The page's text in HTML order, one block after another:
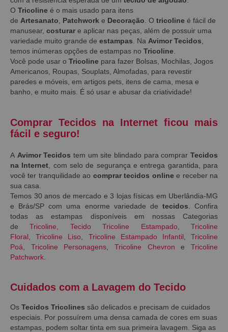
O Tricoline é o mais usado para itens
de Artesanato Patchwork e Decoração . O tricoline é fácil de
manusear, costurar e aplicar nas peças, além de possuir uma
variedade muito grande de estampas . Na Avimor Tecidos
temos inúmeras opções de estampas no Tricoline
Você pode usar o Tricoline para fazer Bolsas, Mochilas, Jogos
Americanos, Roupas, Souplats, Almofadas, para revestir
paredes e móveis, em artigos pets, itens de cama, mesa e
banho, e muito mais. É só usar e abusar da criatividade!
Comprar Tecidos na Internet ficou mais
fácil e seguro!
A Avimor Tecidos tem um site blindado para comprarTecidos
na Internet , com selo de segurança e entrega garantida, para
você ter tranquilidade ao comprar tecidos onlinee receber na
sua casa.
Temos 30 anos de mercado e 3 lojas físicas em Uberlândia-MG
e Brás/SP com uma enorme variedade de tecidos . Confira
todas as estampas disponíveis em nossas Categorias
deTricoline Tecido Tricoline Estampado ,Tricoline
Floral ,Tricoline Liso Tricoline Estampado Infantil ,Tricoline
Poá
Tricoline Personagens ,Tricoline Chevron eTricoline
Patchwork
Cuidados com a Lavagem do Tecido
Os Tecidos Tricolines são delicados e precisam de cuidados
especiais. Por possuírem uma densa camada de cores em suas
estampas, podem soltar tinta em sua primeira lavagem. Siga as